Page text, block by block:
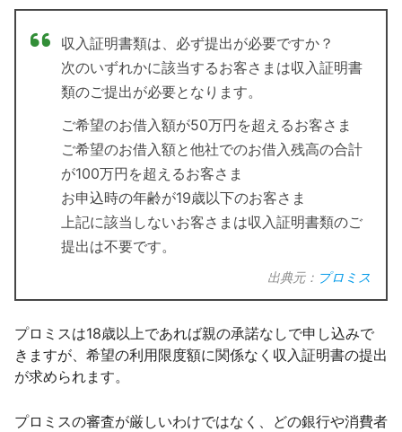
収入証明書類は、必ず提出が必要ですか？
次のいずれかに該当するお客さまは収入証明書
類のご提出が必要となります。
ご希望のお借入額が50万円を超えるお客さま
ご希望のお借入額と他社でのお借入残高の合計
が100万円を超えるお客さま
お申込時の年齢が19歳以下のお客さま
上記に該当しないお客さまは収入証明書類のご
提出は不要です。
出典元： プロミス
プロミスは18歳以上であれば親の承諾なしで申し込みで
きますが、希望の利用限度額に関係なく収入証明書の提出
が求められます。
プロミスの審査が厳しいわけではなく、どの銀行や消費者